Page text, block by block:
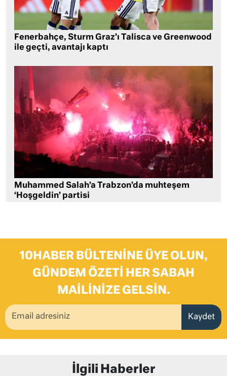
Fenerbahçe, Sturm Graz’ı Talisca ve Greenwood
ile geçti, avantajı kaptı
Muhammed Salah’a Trabzon’da muhteşem
‘Hoşgeldin’ partisi
10HABER BÜLTENINE ÜYE OLUN,
GÜNDEM ÖZETI HER SABAH
MAILINIZE GELSIN.
Kaydet
İlgili Haberler